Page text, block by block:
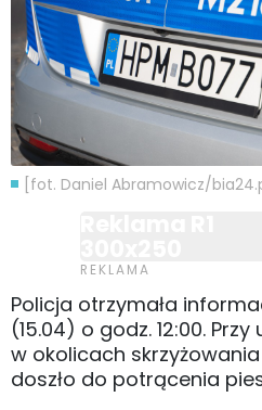
[fot. Daniel Abramowicz/
Policja otrzymała
(15.04) o godz. 12:00. Przy
w okolicach
doszło do potrącenia